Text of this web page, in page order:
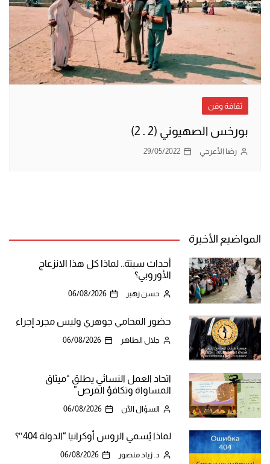
ثقافة وفن
بورخس الصهيوني (2 ـ 2)
رضا الأعرجي 29/05/2022
المواضيع الأخيرة
أحداث سبتة.. لماذا كل هذا الانزعاج
الأوروبي؟
حسن زهير 06/08/2026
حضور المحامي جوهري وليس مجرد إجراء
جلال الطاهر 06/08/2026
اتحاد العمل النسائي يطلق “ميثاق
المساواة وتكافؤ الفرص”
السؤال الآن 06/08/2026
لماذا يُسمي الروس أوكرانيا “الدولة 404″؟
د. زياد منصور 06/08/2026